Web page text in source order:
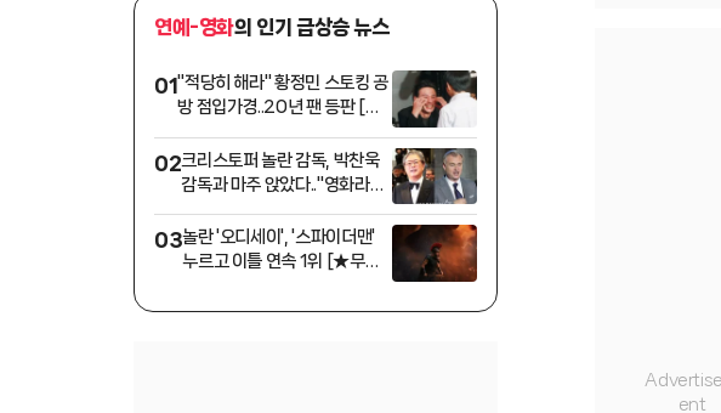
연예-영화의 인기 급상승 뉴스
01"적당히 해라" 황정민 스토킹 공
방 점입가경..20년 팬 등판 [스
02크리스토퍼 놀란 감독, 박찬욱
감독과 마주 앉았다.."영화라는
03놀란 '오디세이', '스파이더맨'
누르고 이틀 연속 1위 [★무비